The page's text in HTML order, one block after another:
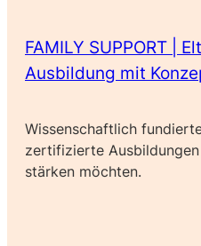
FAMILY SUPPORT |
Ausbildung mit
Wissenschaftlich
zertifizierte
stärken möchten.